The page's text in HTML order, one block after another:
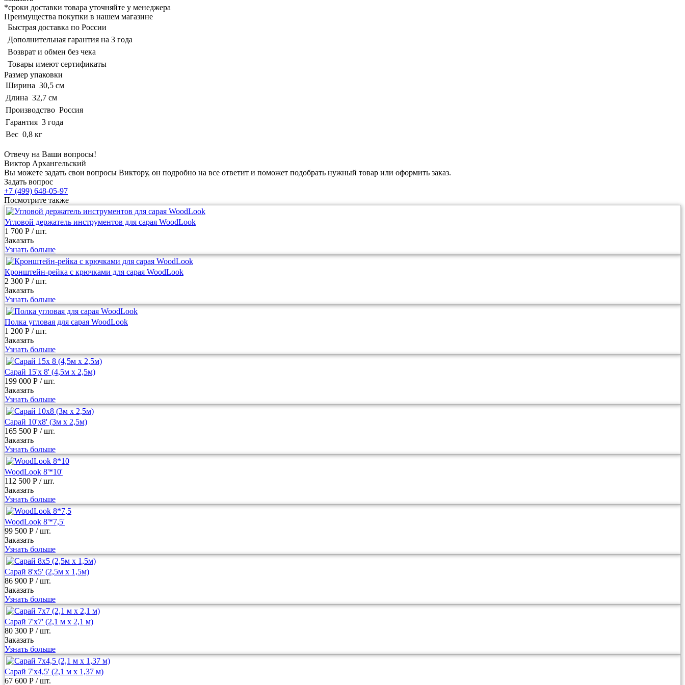
*сроки доставки товара уточняйте у менеджера
Преимущества покупки в нашем магазине
Быстрая доставка по России
Дополнительная гарантия на 3 года
Возврат и обмен без чека
Товары имеют сертификаты
Размер упаковки
Ширина 30,5 см
Длина 32,7 см
Производство Россия
Гарантия 3 года
Вес 0,8 кг
Отвечу на Ваши вопросы!
Виктор Архангельский
Вы можете задать свои вопросы Виктору, он подробно на все ответит и поможет подобрать нужный товар или оформить заказ.
Задать вопрос
+7 (499) 648-05-97
Посмотрите также
Угловой держатель инструментов для сарая WoodLook
1 700 Р / шт.
Заказать
Узнать больше
Кронштейн-рейка с крючками для сарая WoodLook
2 300 Р / шт.
Заказать
Узнать больше
Полка угловая для сарая WoodLook
1 200 Р / шт.
Заказать
Узнать больше
Сарай 15'х 8' (4,5м х 2,5м)
199 000 Р / шт.
Заказать
Узнать больше
Сарай 10'x8' (3м х 2,5м)
165 500 Р / шт.
Заказать
Узнать больше
WoodLook 8'*10'
112 500 Р / шт.
Заказать
Узнать больше
WoodLook 8'*7,5'
99 500 Р / шт.
Заказать
Узнать больше
Сарай 8'х5' (2,5м х 1,5м)
86 900 Р / шт.
Заказать
Узнать больше
Сарай 7'х7' (2,1 м х 2,1 м)
80 300 Р / шт.
Заказать
Узнать больше
Сарай 7'x4,5' (2,1 м х 1,37 м)
67 600 Р / шт.